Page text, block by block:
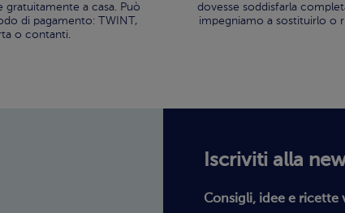
a casa. Può
di pagamento: TWINT,
o contanti.
dovesse soddisfarla
impegniamo a sostituirlo o
Iscriviti alla
Consigli, idee e ricette